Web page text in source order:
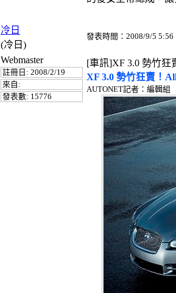
冷日
(冷日)
發表時間：2008/9/5 5:56
Webmaster
註冊日: 2008/2/19
來自:
發表數: 15776
[車訊]XF 3.0 勢竹狂
XF 3.0 勢竹狂賣！
AUTONET記者：編輯組